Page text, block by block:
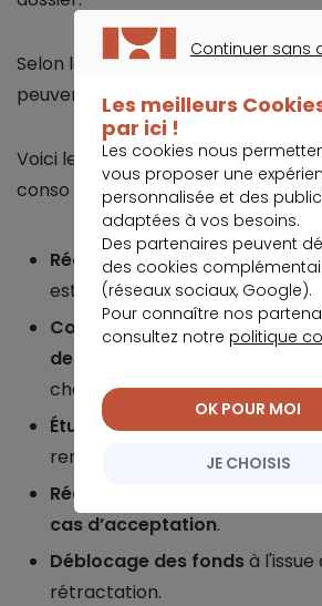
Selon le type de prêt choisi,
peuvent être réalisées à distance.
Voici les principales étapes pour
conso au CIC :
Réalisation d’unesimulation
estimer les mensualités et le
Constitution du dossier
demandés
charges).
Étude de la solvabilitéet de la
remboursement par le CIC.
Réception puis signature de
cas d’acceptation.
Déblocage des fondsà l'issue
rétractation.
Continuer sans
Les meilleurs
par ici !
Les cookies nous
vous proposer une
personnalisée et des
adaptées à vos besoins.
Des partenaires peuvent
des cookies
(réseaux sociaux, Google).
Pour connaître nos
consultez notre politique
JE CHOISIS
OK POUR MOI